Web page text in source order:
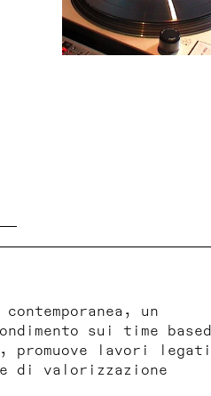
un
sui time based
promuove lavori legati
di valorizzazione